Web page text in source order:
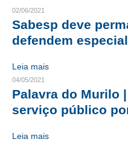
CONTATO
SEESP EDUCAÇÃO
02/06/2021
Sabesp deve
defendem
Leia mais
04/05/2021
Palavra do Murilo
serviço público
Leia mais